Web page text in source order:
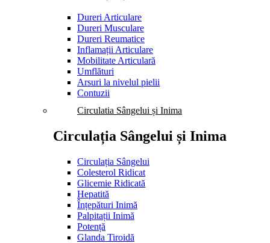
Dureri Articulare
Dureri Musculare
Dureri Reumatice
Inflamații Articulare
Mobilitate Articulară
Umflături
Arsuri la nivelul pielii
Contuzii
Circulatia Sângelui și Inima
Circulația Sângelui și Inima
Circulația Sângelui
Colesterol Ridicat
Glicemie Ridicată
Hepatită
Înțepături Inimă
Palpitații Inimă
Potență
Glanda Tiroidă